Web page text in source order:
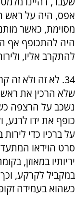
אפס, היה על ראש
מסוימת, כאשר
היה להתכופף אף
להתקרב אליו,
34. לא זה ולא
שלא הרכין את
נשכב על הרצפה
כופף את ידו לרגע,
על ברכיו כדי
סרט הוידאו
יריותיו במאוזן,
במקביל לקרקע,
כשהוא בעמידה